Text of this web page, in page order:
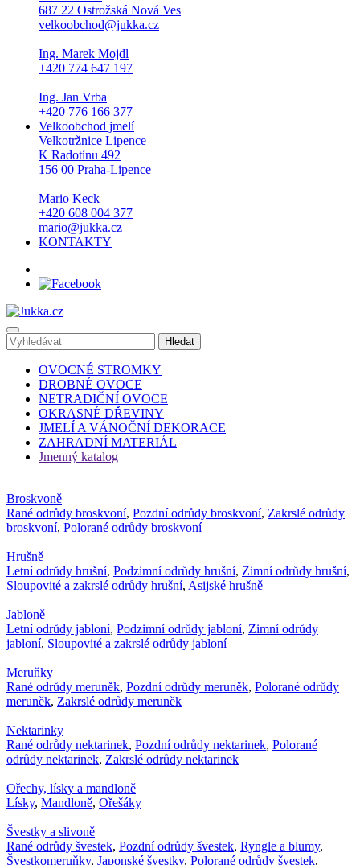
687 22 Ostrožská Nová Ves
velkoobchod@jukka.cz
Ing. Marek Mojdl
+420 774 647 197
Ing. Jan Vrba
+420 776 166 377
Velkoobchod jmelí
Velkotržnice Lipence
K Radotínu 492
156 00 Praha-Lipence
Mario Keck
+420 608 004 377
mario@jukka.cz
KONTAKTY
OVOCNÉ STROMKY
DROBNÉ OVOCE
NETRADIČNÍ OVOCE
OKRASNÉ DŘEVINY
JMELÍ A VÁNOČNÍ DEKORACE
ZAHRADNÍ MATERIÁL
Jmenný katalog
Broskvoně
Rané odrůdy broskvoní, Pozdní odrůdy broskvoní, Zakrslé odrůdy
broskvoní, Polorané odrůdy broskvoní
Hrušně
Letní odrůdy hrušní, Podzimní odrůdy hrušní, Zimní odrůdy hrušní,
Sloupovité a zakrslé odrůdy hrušní, Asijské hrušně
Jabloně
Letní odrůdy jabloní, Podzimní odrůdy jabloní, Zimní odrůdy
jabloní, Sloupovité a zakrslé odrůdy jabloní
Meruňky
Rané odrůdy meruněk, Pozdní odrůdy meruněk, Polorané odrůdy
meruněk, Zakrslé odrůdy meruněk
Nektarinky
Rané odrůdy nektarinek, Pozdní odrůdy nektarinek, Polorané
odrůdy nektarinek, Zakrslé odrůdy nektarinek
Ořechy, lísky a mandloně
Lísky, Mandloně, Ořešáky
Švestky a slivoně
Rané odrůdy švestek, Pozdní odrůdy švestek, Ryngle a blumy,
Švestkomeruňky, Japonské švestky, Polorané odrůdy švestek,